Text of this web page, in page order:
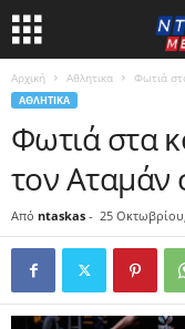
Αρχική Αθλητικα Φωτιά
ΑΘΛΗΤΙΚΑ
Φωτιά στα
τον Αταμάν
Από ntaskas - 25